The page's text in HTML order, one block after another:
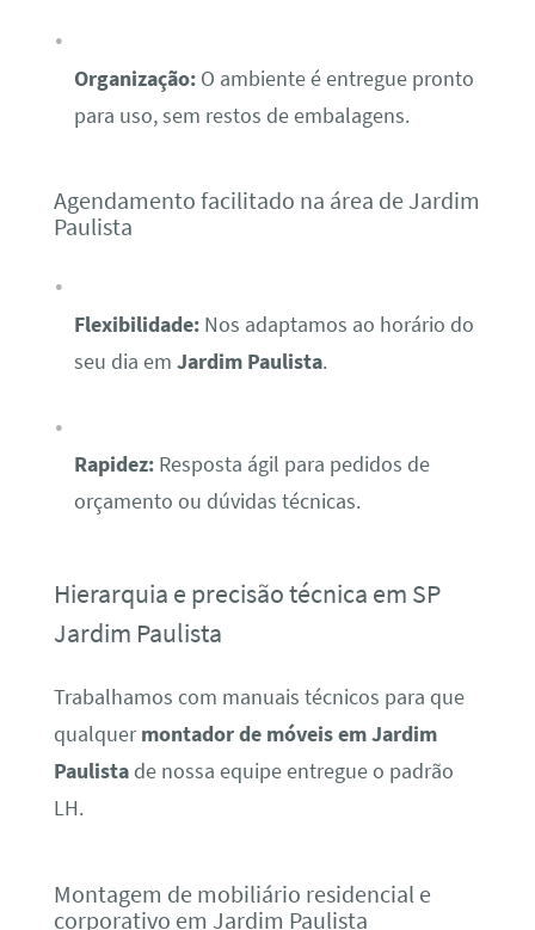
Organização:O ambiente é entregue pronto
para uso, sem restos de embalagens.
Agendamento facilitado na área de Jardim
Paulista
Flexibilidade:Nos adaptamos ao horário do
seu dia em Jardim Paulista.
Rapidez:Resposta ágil para pedidos de
orçamento ou dúvidas técnicas.
Hierarquia e precisão técnica em SP
Jardim Paulista
Trabalhamos com manuais técnicos para que
qualquermontador de móveis em Jardim
Paulistade nossa equipe entregue o padrão
LH.
Montagem de mobiliário residencial e
corporativo em Jardim Paulista